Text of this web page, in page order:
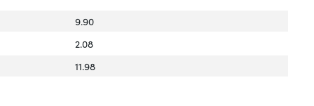
9.90
2.08
11.98